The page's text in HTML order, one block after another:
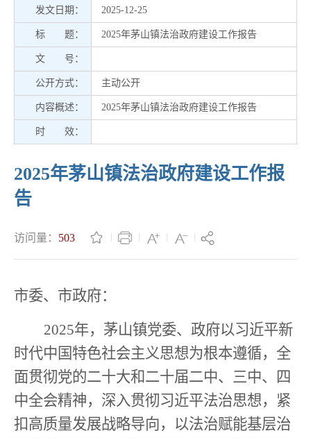
发文日期： 2025-12-25
标 题： 2025年茅山镇法治政府建设工作报告
文 号：
公开方式： 主动公开
内容概述： 2025年茅山镇法治政府建设工作报告
时 效：
2025年茅山镇法治政府建设工作报
告
访问量： 503
市委、市政府：
2025年，茅山镇党委、政府以习近平新
时代中国特色社会主义思想为根本遵循，全
面贯彻党的二十大和二十届二中、三中、四
中全会精神，深入贯彻习近平法治思想，紧
扣高质量发展战略导向，以法治赋能基层治